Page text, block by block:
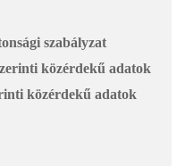
szabályzat
közérdekű adatok
közérdekű adatok